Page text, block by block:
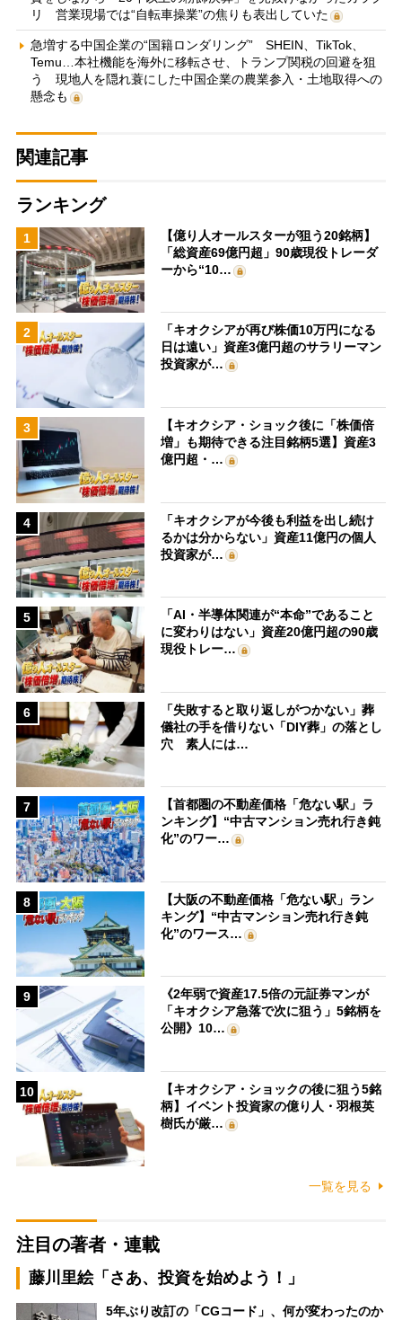
リ 営業現場では“自転車操業”の焦りも表出していた
急増する中国企業の“国籍ロンダリング” SHEIN、TikTok、
Temu…本社機能を海外に移転させ、トランプ関税の回避を狙
う 現地人を隠れ蓑にした中国企業の農業参入・土地取得への
懸念も
関連記事
ランキング
1
【億り人オールスターが狙う20銘柄】
「総資産69億円超」90歳現役トレーダ
ーから“10…
2
「キオクシアが再び株価10万円になる
日は遠い」資産3億円超のサラリーマン
投資家が…
3
【キオクシア・ショック後に「株価倍
増」も期待できる注目銘柄5選】資産3
億円超・…
4
「キオクシアが今後も利益を出し続け
るかは分からない」資産11億円の個人
投資家が…
5
「AI・半導体関連が“本命”であること
に変わりはない」資産20億円超の90歳
現役トレー…
6
「失敗すると取り返しがつかない」葬
儀社の手を借りない「DIY葬」の落とし
穴 素人には…
7
【首都圏の不動産価格「危ない駅」ラ
ンキング】“中古マンション売れ行き鈍
化”のワー…
8
【大阪の不動産価格「危ない駅」ラン
キング】“中古マンション売れ行き鈍
化”のワース…
9
《2年弱で資産17.5倍の元証券マンが
「キオクシア急落で次に狙う」5銘柄を
公開》10…
10
【キオクシア・ショックの後に狙う5銘
柄】イベント投資家の億り人・羽根英
樹氏が厳…
一覧を見る
注目の著者・連載
藤川里絵「さあ、投資を始めよう！」
5年ぶり改訂の「CGコード」、何が変わったのか